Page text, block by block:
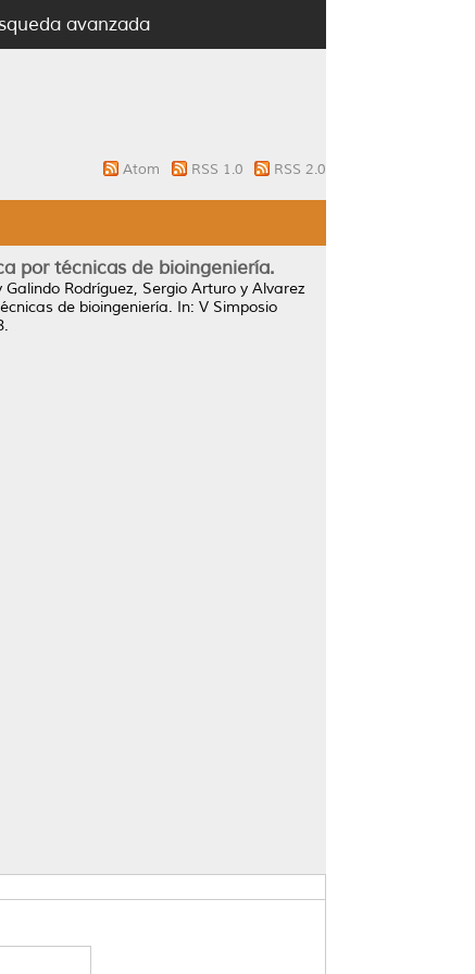
avanzada
Atom RSS 1.0 RSS 2.0
por técnicas de bioingeniería.
Galindo Rodríguez, Sergio Arturo y Alvarez
de bioingeniería. In: V Simposio